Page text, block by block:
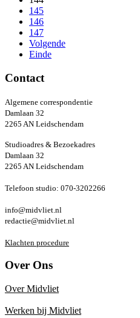
145
146
147
Volgende
Einde
Contact
Algemene correspondentie
Damlaan 32
2265 AN Leidschendam
Studioadres & Bezoekadres
Damlaan 32
2265 AN Leidschendam
Telefoon studio: 070-3202266
info@midvliet.nl
redactie@midvliet.nl
Klachten procedure
Over Ons
Over Midvliet
Werken bij Midvliet